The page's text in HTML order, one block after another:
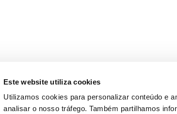
Este website utiliza cookies
Utilizamos cookies para personalizar conteúdo e
analisar o nosso tráfego. Também partilhamos